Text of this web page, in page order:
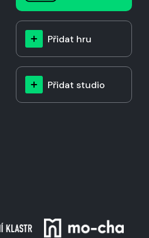
Přidat hru
Přidat studio